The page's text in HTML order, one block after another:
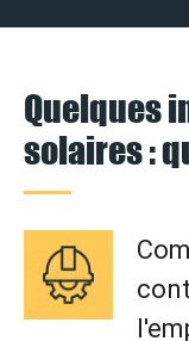
Quelques
solaires :